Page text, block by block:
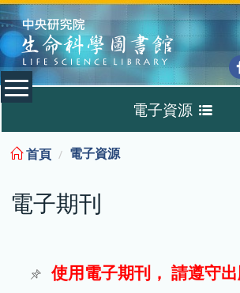
:::
電子資源
電子期刊
首頁 電子資源
電子期刊
使用電子期刊， 請遵守